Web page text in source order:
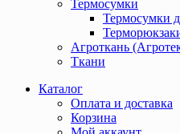
Термосумки
Термосумки
Агроткань
Ткани
Каталог
Оплата и доставка
Корзина